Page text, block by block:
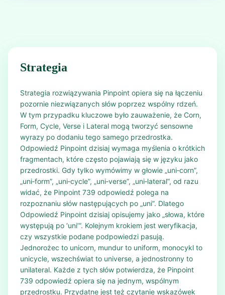
Strategia
Strategia rozwiązywania Pinpoint opiera się na łączeniu
pozornie niezwiązanych słów poprzez wspólny rdzeń.
W tym przypadku kluczowe było zauważenie, że Corn,
Form, Cycle, Verse i Lateral mogą tworzyć sensowne
wyrazy po dodaniu tego samego przedrostka.
Odpowiedź Pinpoint dzisiaj wymaga myślenia o krótkich
fragmentach, które często pojawiają się w języku jako
przedrostki. Gdy tylko wymówimy w głowie „uni‑corn”,
„uni‑form”, „uni‑cycle”, „uni‑verse”, „uni‑lateral”, od razu
widać, że Pinpoint 739 odpowiedź polega na
rozpoznaniu słów następujących po „uni”. Dlatego
Odpowiedź Pinpoint dzisiaj opisujemy jako „słowa, które
występują po ‘uni’”. Kolejnym krokiem jest weryfikacja,
czy wszystkie podane podpowiedzi pasują.
Jednorożec to unicorn, mundur to uniform, monocykl to
unicycle, wszechświat to universe, a jednostronny to
unilateral. Każde z tych słów potwierdza, że Pinpoint
739 odpowiedź opiera się na jednym, wspólnym
przedrostku. Przydatne jest też czytanie wskazówek